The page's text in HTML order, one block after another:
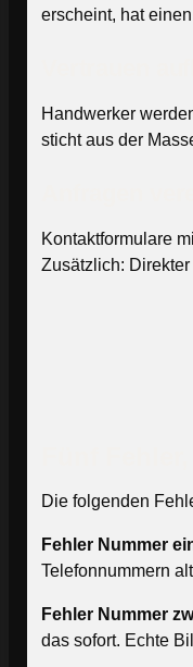
erscheint, hat
Handwerker
sticht aus der
Kontaktformulare
Zusätzlich:
Die folgenden
Fehler Nummer
Telefonnummern
Fehler Nummer
das sofort. Echte